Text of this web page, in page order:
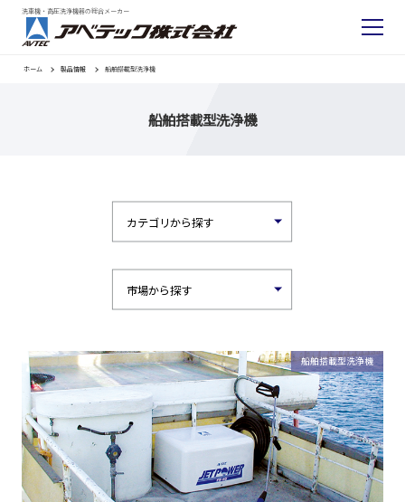
洗車機・高圧洗浄機器の総合メーカー
ホーム 製品情報 船舶搭載型洗浄機
船舶搭載型洗浄機
船舶搭載型洗浄機